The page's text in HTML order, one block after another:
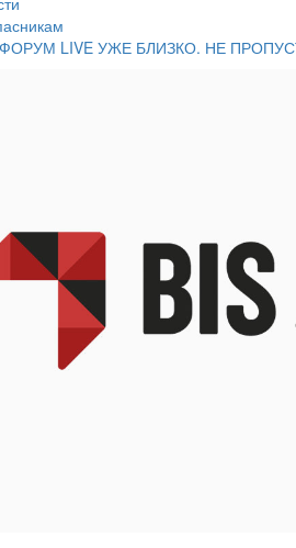
ФОРУМ LIVE УЖЕ БЛИЗКО. НЕ